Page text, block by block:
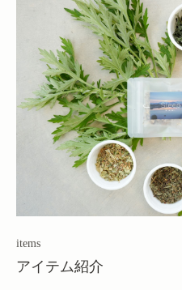
items
アイテム紹介